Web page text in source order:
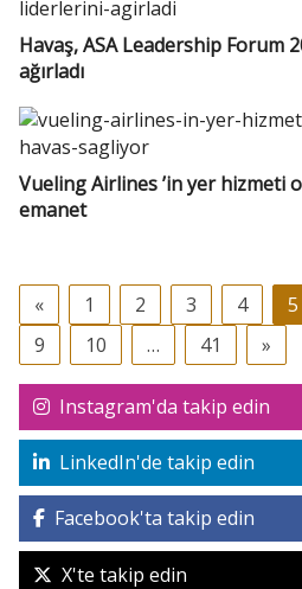
Havaş, ASA Leadership Forum
ağırladı
Vueling Airlines ’in yer hizmeti
emanet
« 1 2 3 4 5
9
10 … 41 »
Instagram'da takip edin
LinkedIn'de takip edin
Facebook'ta takip edin
X'te takip edin